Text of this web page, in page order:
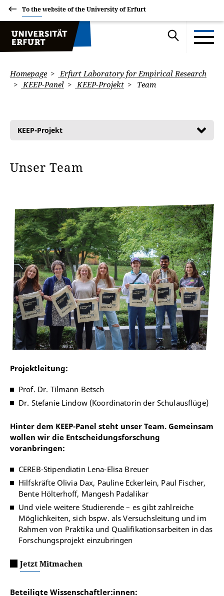
To the website of the University of Erfurt
Homepage
Erfurt Laboratory for Empirical Research
KEEP-Panel
KEEP-Projekt Team
KEEP-Projekt
Unser Team
Projektleitung:
Prof. Dr. Tilmann Betsch
Dr. Stefanie Lindow (Koordinatorin der Schulausflüge)
Hinter dem KEEP-Panel steht unser Team. Gemeinsam
wollen wir die Entscheidungsforschung
voranbringen:
CEREB-Stipendiatin Lena-Elisa Breuer
Hilfskräfte Olivia Dax, Pauline Eckerlein, Paul Fischer,
Bente Hölterhoff, Mangesh Padalikar
Und viele weitere Studierende – es gibt zahlreiche
Möglichkeiten, sich bspw. als Versuchsleitung und im
Rahmen von Praktika und Qualifikationsarbeiten in das
Forschungsprojekt einzubringen
Jetzt Mitmachen
Beteiligte Wissenschaftler:innen: